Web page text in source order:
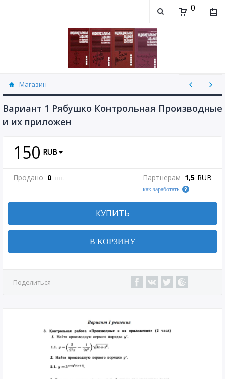
0
Магазин
Контрольная работа "Производные и их
Вариант 1 Рябушко Контрольная Производные
и их приложен
150 RUB
Продано 0 шт. Партнерам 1,5 RUB
как заработать
КУПИТЬ
В КОРЗИНУ
Поделиться